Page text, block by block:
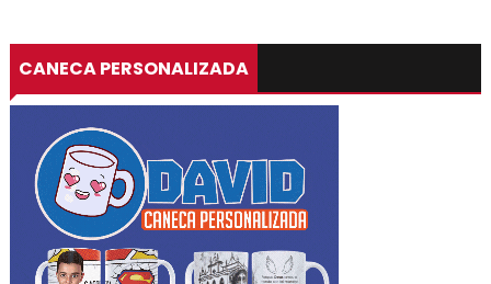
CANECA PERSONALIZADA